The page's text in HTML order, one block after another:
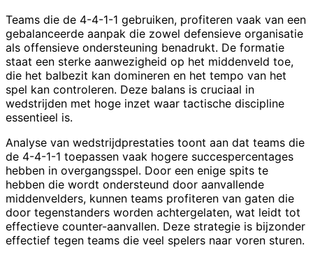
Teams die de 4-4-1-1 gebruiken, profiteren vaak van een
gebalanceerde aanpak die zowel defensieve organisatie
als offensieve ondersteuning benadrukt. De formatie
staat een sterke aanwezigheid op het middenveld toe,
die het balbezit kan domineren en het tempo van het
spel kan controleren. Deze balans is cruciaal in
wedstrijden met hoge inzet waar tactische discipline
essentieel is.
Analyse van wedstrijdprestaties toont aan dat teams die
de 4-4-1-1 toepassen vaak hogere succespercentages
hebben in overgangsspel. Door een enige spits te
hebben die wordt ondersteund door aanvallende
middenvelders, kunnen teams profiteren van gaten die
door tegenstanders worden achtergelaten, wat leidt tot
effectieve counter-aanvallen. Deze strategie is bijzonder
effectief tegen teams die veel spelers naar voren sturen.